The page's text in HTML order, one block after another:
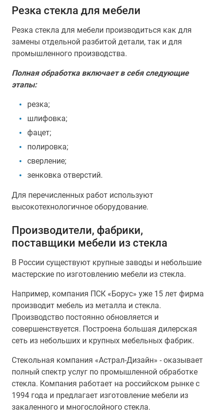
Резка стекла для мебели
Резка стекла для мебели производиться как для
замены отдельной разбитой детали, так и для
промышленного производства.
Полная обработка включает в себя следующие
этапы:
резка;
шлифовка;
фацет;
полировка;
сверление;
зенковка отверстий.
Для перечисленных работ используют
высокотехнологичное оборудование.
Производители, фабрики,
поставщики мебели из стекла
В России существуют крупные заводы и небольшие
мастерские по изготовлению мебели из стекла.
Например, компания ПСК «Борус» уже 15 лет фирма
производит мебель из металла и стекла.
Производство постоянно обновляется и
совершенствуется. Построена большая дилерская
сеть из небольших и крупных мебельных фабрик.
Стекольная компания «Астрал-Дизайн» - оказывает
полный спектр услуг по промышленной обработке
стекла. Компания работает на российском рынке с
1994 года и предлагает изготовление мебели из
закаленного и многослойного стекла.